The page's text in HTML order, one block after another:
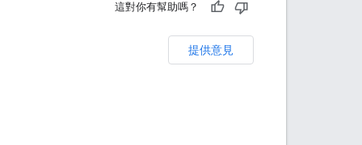
這對你有幫助嗎？
提供意見